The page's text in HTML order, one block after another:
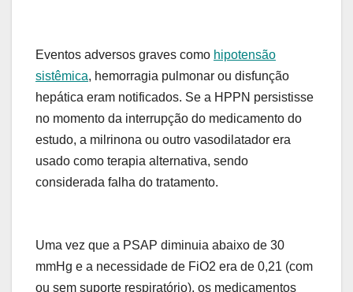
Eventos adversos graves como hipotensão
sistêmica, hemorragia pulmonar ou disfunção
hepática eram notificados. Se a HPPN persistisse
no momento da interrupção do medicamento do
estudo, a milrinona ou outro vasodilatador era
usado como terapia alternativa, sendo
considerada falha do tratamento.
Uma vez que a PSAP diminuia abaixo de 30
mmHg e a necessidade de FiO2 era de 0,21 (com
ou sem suporte respiratório), os medicamentos